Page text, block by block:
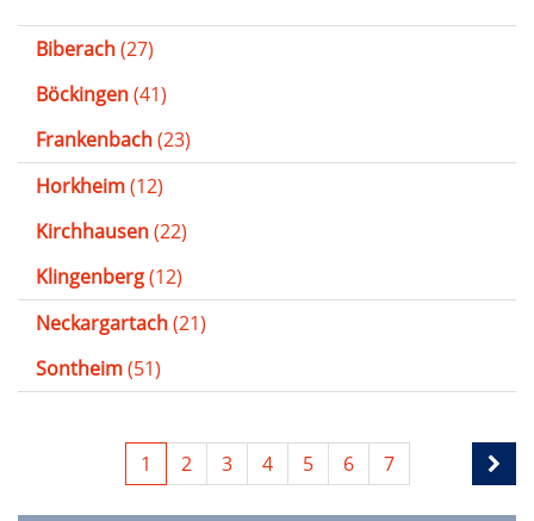
Biberach(27)
Böckingen(41)
Frankenbach(23)
Horkheim(12)
Kirchhausen(22)
Klingenberg(12)
Neckargartach(21)
Sontheim(51)
1 2 3 4 5 6 7